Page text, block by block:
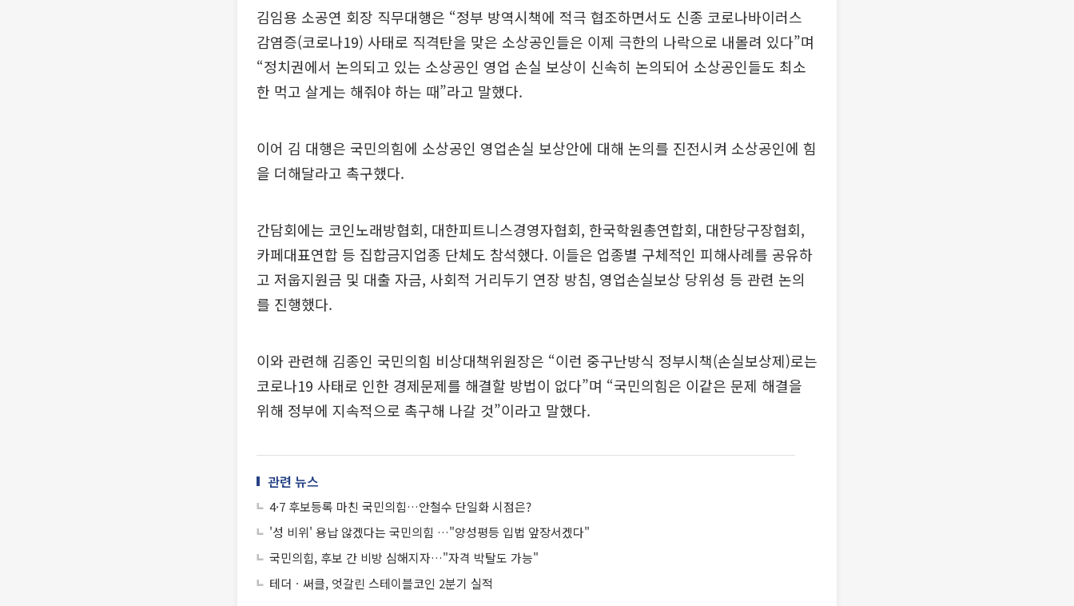
김임용 소공연 회장 직무대행은 “정부 방역시책에 적극 협조하면서도 신종 코로나바이러스
감염증(코로나19) 사태로 직격탄을 맞은 소상공인들은 이제 극한의 나락으로 내몰려 있다”며
“정치권에서 논의되고 있는 소상공인 영업 손실 보상이 신속히 논의되어 소상공인들도 최소
한 먹고 살게는 해줘야 하는 때”라고 말했다.
이어 김 대행은 국민의힘에 소상공인 영업손실 보상안에 대해 논의를 진전시켜 소상공인에 힘
을 더해달라고 촉구했다.
간담회에는 코인노래방협회, 대한피트니스경영자협회, 한국학원총연합회, 대한당구장협회,
카페대표연합 등 집합금지업종 단체도 참석했다. 이들은 업종별 구체적인 피해사례를 공유하
고 저웁지원금 및 대출 자금, 사회적 거리두기 연장 방침, 영업손실보상 당위성 등 관련 논의
를 진행했다.
이와 관련해 김종인 국민의힘 비상대책위원장은 “이런 중구난방식 정부시책(손실보상제)로는
코로나19 사태로 인한 경제문제를 해결할 방법이 없다”며 “국민의힘은 이같은 문제 해결을
위해 정부에 지속적으로 촉구해 나갈 것”이라고 말했다.
관련 뉴스
4·7 후보등록 마친 국민의힘…안철수 단일화 시점은?
'성 비위' 용납 않겠다는 국민의힘 …"양성평등 입법 앞장서겠다"
국민의힘, 후보 간 비방 심해지자…"자격 박탈도 가능"
테더ㆍ써클, 엇갈린 스테이블코인 2분기 실적